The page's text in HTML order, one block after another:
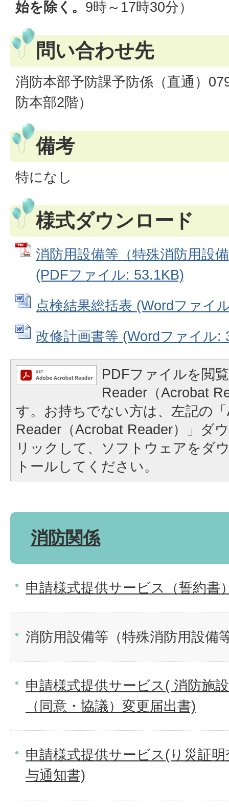
始を除く。 9時～17時30分）
問い合わせ先
消防本部予防課予防係（直通）
防本部2階）
備考
特になし
様式ダウンロード
消防用設備等（特殊消防用設
(PDFファイル: 53.1KB)
点検結果総括表 (Wordファイ
改修計画書等 (Wordファイル:
PDFファイルを閲
Reader（Acrobat
す。お持ちでない方は、左記の
Reader（Acrobat Reader）」ダ
リックして、ソフトウェアをダ
トールしてください。
消防関係
申請様式提供サービス（誓約書
消防用設備等（特殊消防用設備
申請様式提供サービス( 消防施
（同意・協議）変更届出書)
申請様式提供サービス(り災証
与通知書)